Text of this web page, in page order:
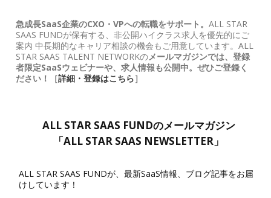
急成長SaaS企業のCXO・VPへの転職をサポート。 ALL STAR
SAAS FUNDが保有する、非公開ハイクラス求人を優先的にご
案内 中長期的なキャリア相談の機会もご用意しています。ALL
STAR SAAS TALENT NETWORKのメールマガジンでは、登録
者限定SaaSウェビナーや、求人情報も公開中。ぜひご登録く
ださい！［詳細・登録はこちら］
ALL STAR SAAS FUNDのメールマガジン
「ALL STAR SAAS NEWSLETTER」
ALL STAR SAAS FUNDが、最新SaaS情報、ブログ記事をお届
けしています！